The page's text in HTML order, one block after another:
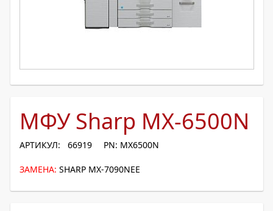
МФУ Sharp MX-6500N
АРТИКУЛ: 66919 PN: MX6500N
ЗАМЕНА: SHARP MX-7090NEE